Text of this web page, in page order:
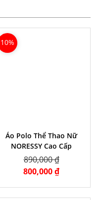
10%
Áo Polo Thể Thao Nữ
NORESSY Cao Cấp
890,000 ₫
800,000 ₫